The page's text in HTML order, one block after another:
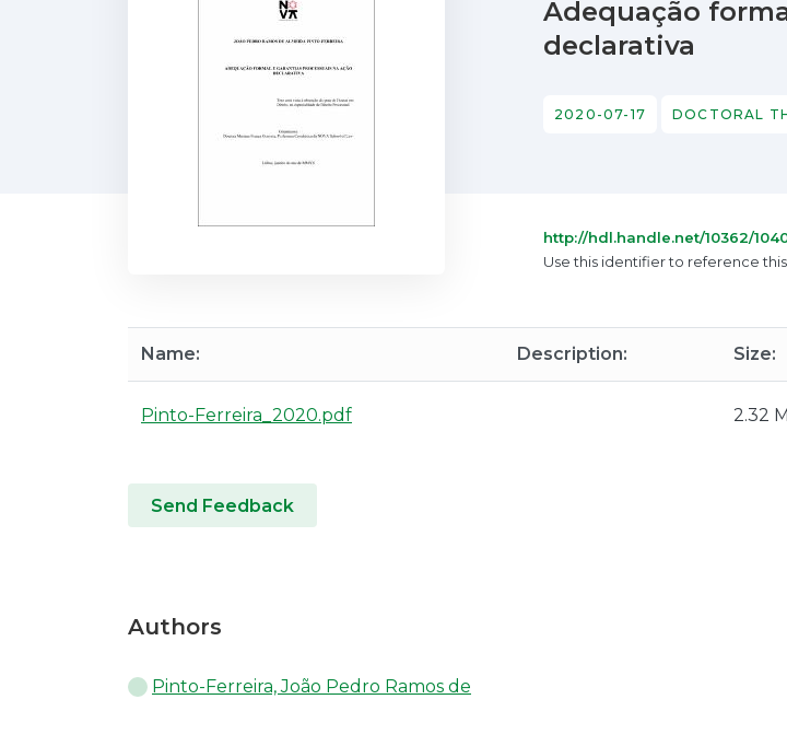
Adequação
declarativa
2020-07-17 DOCTORAL
http://hdl.handle.net/10362/
Use this identifier to reference
Name: Description: Size:
Pinto-Ferreira_2020.pdf 2.32
Send Feedback
Authors
Pinto-Ferreira, João Pedro Ramos de